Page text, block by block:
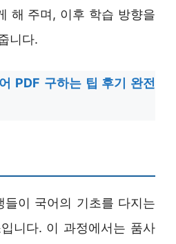
해 주며, 이후 학습 방향을
니다.
PDF 구하는 팁 후기 완전
들이 국어의 기초를 다지는
니다. 이 과정에서는 품사